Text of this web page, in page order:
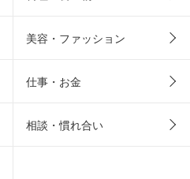
美容・ファッション
仕事・お金
相談・慣れ合い